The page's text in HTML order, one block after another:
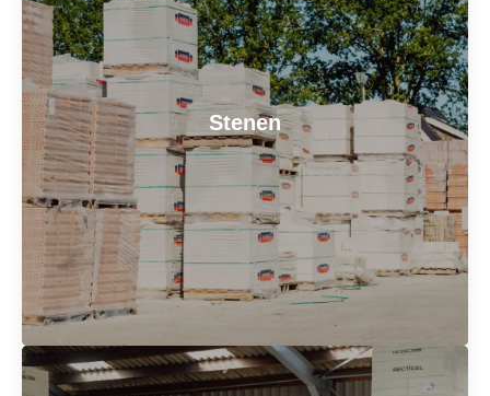
Beton
Beton vormt een stevige basis voor elk bouwproject.
Het is sterk, duurzaam en veelzijdig. Wij hebben
diverse soorten beton in huis, zoals betonmortel en
prefab betonproducten. Ideaal voor funderingen,
vloeren en andere constructies.
Bel voor meer informatie
Stenen